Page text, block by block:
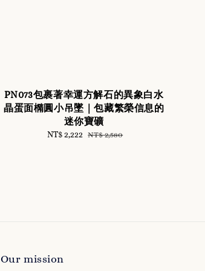
PN073包裹著幸運方解石的異象白水
晶蛋面橢圓小吊墜｜包藏繁榮信息的
迷你寶礦
Sale
NT$ 2,222 Regular
NT$ 2,580
Our mission